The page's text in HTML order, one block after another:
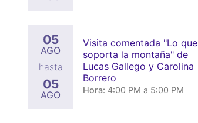
05
AGO
hasta
05
AGO
Visita comentada "Lo que
soporta la montaña" de
Lucas Gallego y Carolina
Borrero
Hora: 4:00 PM a 5:00 PM